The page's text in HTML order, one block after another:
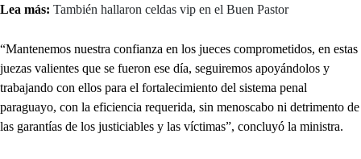
Lea más: También hallaron celdas vip en el Buen Pastor
“Mantenemos nuestra confianza en los jueces comprometidos, en estas
juezas valientes que se fueron ese día, seguiremos apoyándolos y
trabajando con ellos para el fortalecimiento del sistema penal
paraguayo, con la eficiencia requerida, sin menoscabo ni detrimento de
las garantías de los justiciables y las víctimas”, concluyó la ministra.